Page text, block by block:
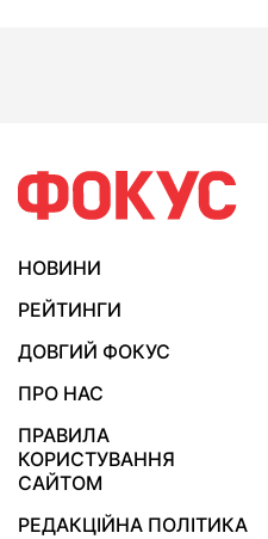
НОВИНИ
РЕЙТИНГИ
ДОВГИЙ ФОКУС
ПРО НАС
ПРАВИЛА
КОРИСТУВАННЯ
САЙТОМ
РЕДАКЦІЙНА ПОЛІТИКА